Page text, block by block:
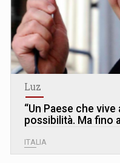
Luz
“Un Paese che
possibilità. Ma fino
ITALIA